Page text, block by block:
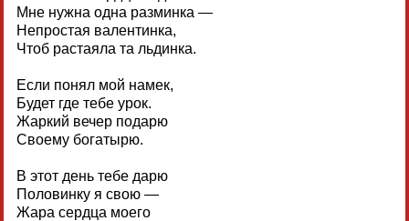
Мне нужна одна разминка —
Непростая валентинка,
Чтоб растаяла та льдинка.
Если понял мой намек,
Будет где тебе урок.
Жаркий вечер подарю
Своему богатырю.
В этот день тебе дарю
Половинку я свою —
Жара сердца моего